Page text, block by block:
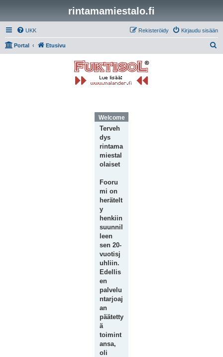
rintamamiestalo.fi
UKK Kirjaudu sisään
Rekisteröidy
Portal Etusivu
Welcome Message
Terveh
dys
rintama
miestal
olaiset
Fooru
mi on
herätelt
y
henkiin
suunnil
leen
sen 20-
vuotisj
uhliin.
Edellis
en
palvelu
ntarjoaj
an
päätetty
ä
toimint
ansa,
oli